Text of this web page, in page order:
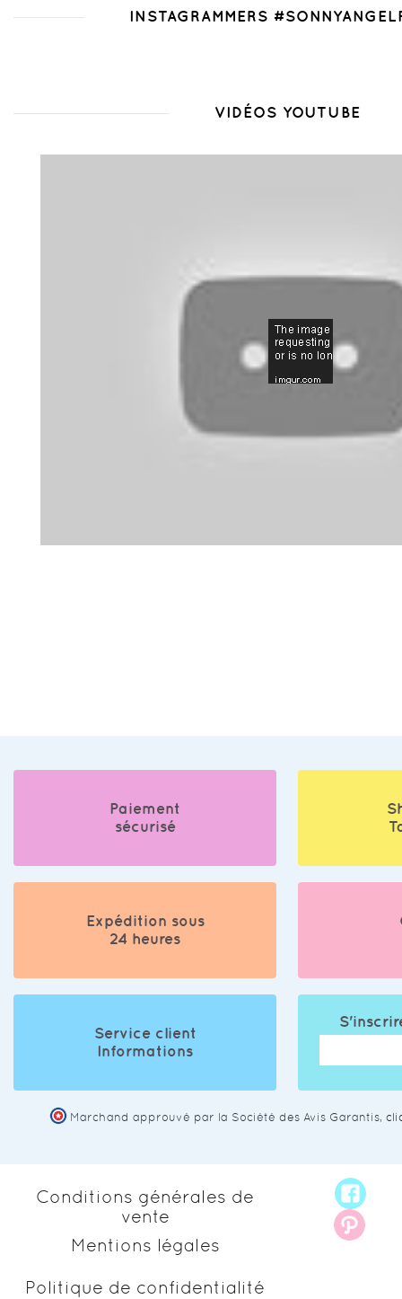
INSTAGRAMMERS
VIDÉOS YOUTUBE
Paiement
sécurisé
Expédition sous
24 heures
Service client
Informations
Marchand approuvé par la Société des Avis Garantis,
Conditions générales de
vente
Mentions légales
Politique de confidentialité